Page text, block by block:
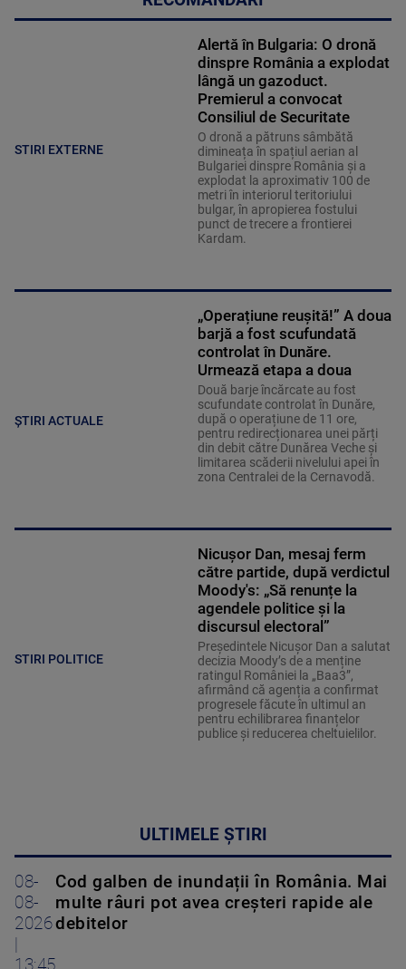
STIRI EXTERNE
Alertă în Bulgaria: O dronă
dinspre România a explodat
lângă un gazoduct.
Premierul a convocat
Consiliul de Securitate
O dronă a pătruns sâmbătă
dimineața în spațiul aerian al
Bulgariei dinspre România și a
explodat la aproximativ 100 de
metri în interiorul teritoriului
bulgar, în apropierea fostului
punct de trecere a frontierei
Kardam.
ȘTIRI ACTUALE
„Operațiune reușită!” A doua
barjă a fost scufundată
controlat în Dunăre.
Urmează etapa a doua
Două barje încărcate au fost
scufundate controlat în Dunăre,
după o operațiune de 11 ore,
pentru redirecționarea unei părți
din debit către Dunărea Veche și
limitarea scăderii nivelului apei în
zona Centralei de la Cernavodă.
STIRI POLITICE
Nicușor Dan, mesaj ferm
către partide, după verdictul
Moody's: „Să renunțe la
agendele politice şi la
discursul electoral”
Președintele Nicușor Dan a salutat
decizia Moody’s de a menține
ratingul României la „Baa3”,
afirmând că agenția a confirmat
progresele făcute în ultimul an
pentru echilibrarea finanțelor
publice și reducerea cheltuielilor.
ULTIMELE ȘTIRI
08-
08-
2026
Cod galben de inundații în România. Mai
multe râuri pot avea creșteri rapide ale
debitelor